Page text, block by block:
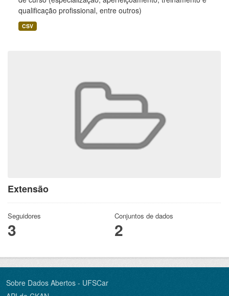
Extensão
Seguidores
3
Conjuntos de dados
2
qualificação profissional, entre outros)
CSV
Sobre Dados Abertos - UFSCar